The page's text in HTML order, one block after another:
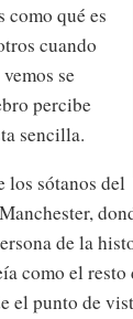
como qué es
cuando
se
percibe
sencilla.
los sótanos del
de la
como el
el punto de